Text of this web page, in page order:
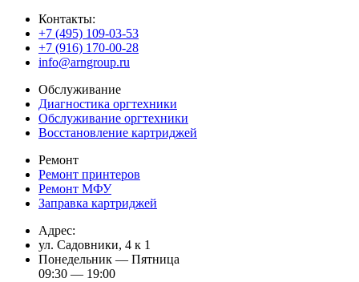
Контакты:
+7 (495) 109-03-53
+7 (916) 170-00-28
info@arngroup.ru
Обслуживание
Диагностика оргтехники
Обслуживание оргтехники
Восстановление картриджей
Ремонт
Ремонт принтеров
Ремонт МФУ
Заправка картриджей
Адрес:
ул. Садовники, 4 к 1
Понедельник — Пятница
09:30 — 19:00